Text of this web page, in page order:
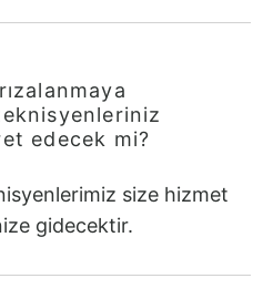
edecek mi?
size hizmet
gidecektir.